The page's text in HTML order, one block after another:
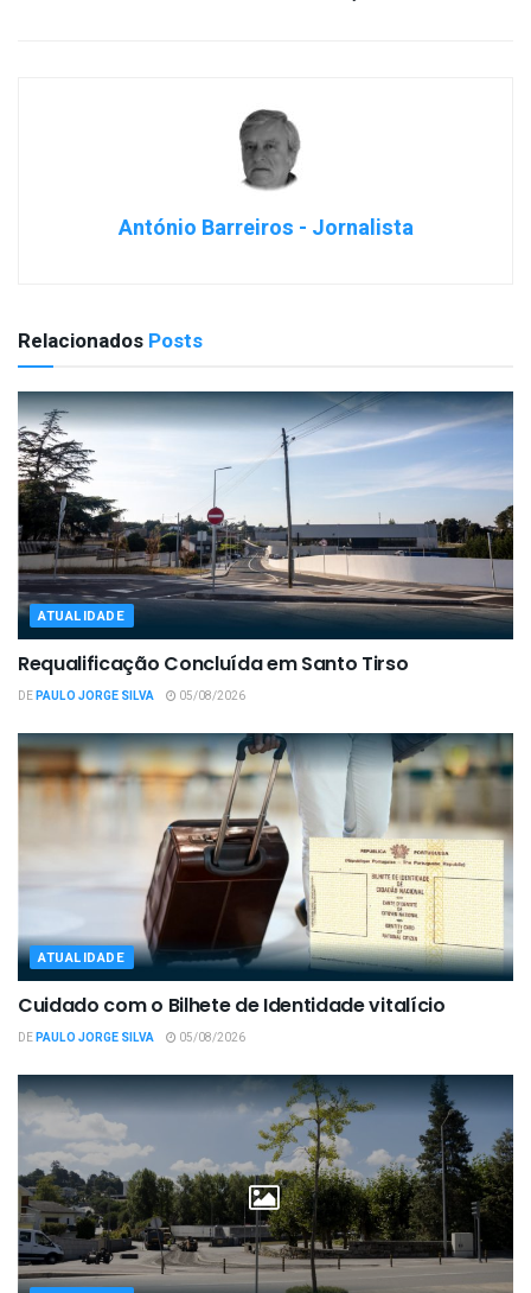
António Barreiros - Jornalista
Relacionados Posts
ATUALIDADE
Requalificação Concluída em Santo Tirso
DEPAULO JORGE SILVA 05/08/2026
ATUALIDADE
Cuidado com o Bilhete de Identidade vitalício
DEPAULO JORGE SILVA 05/08/2026